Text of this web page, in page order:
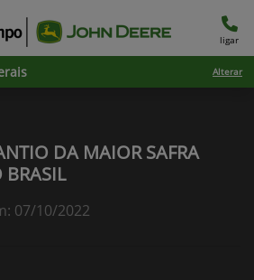
ligar
Alterar
DA MAIOR SAFRA
BRASIL
07/10/2022